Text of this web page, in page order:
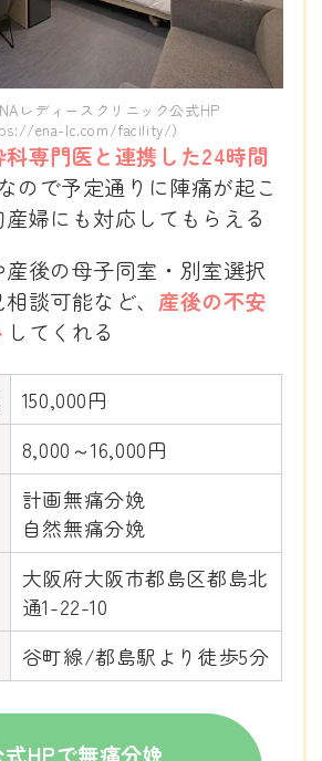
レディースクリニック公式HP
ena-lc.com/facility/）
専門医と連携した24時間
なので予定通りに陣痛が起こ
産婦にも対応してもらえる
後の母子同室・別室選択
談可能など、 産後の不安
してくれる
150,000円
8,000～16,000円
計画無痛分娩
自然無痛分娩
大阪府大阪市都島区都島北
通1-22-10
谷町線/都島駅より徒歩5分
HPで無痛分娩